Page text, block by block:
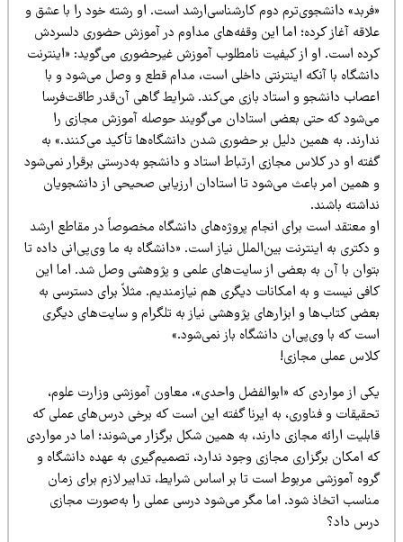
دانشجوی‌ترم دوم کارشناسی‌ارشد است. او رشته خود را با عشق و
آغاز کرده؛ اما این وقفه‌های مداوم در آموزش حضوری دلسردش
است. او از کیفیت نامطلوب آموزش غیرحضوری می‌گوید: «اینترنت
با آنکه اینترنتی داخلی است، مدام قطع و وصل می‌شود و با
دانشجو و استاد بازی می‌کند. شرایط گاهی آن‌قدر طاقت‌فرسا
که حتی بعضی استادان می‌گویند حوصله آموزش مجازی را
به همین دلیل بر حضوری شدن دانشگاه‌ها تأکید می‌کنند.» به
او در کلاس مجازی ارتباط استاد و دانشجو به‌درستی برقرار نمی‌شود
همین امر باعث می‌شود تا استادان ارزیابی صحیحی از دانشجویان
باشند.
معتقد است برای انجام پروژه‌های دانشگاه مخصوصاً در مقاطع ارشد
به اینترنت بین‌الملل نیاز است. «دانشگاه به ما وی‌پی‌انی داده تا
با آن به بعضی از سایت‌های علمی و پژوهشی وصل شد. اما این
نیست و به امکانات دیگری هم نیازمندیم. مثلاً برای دسترسی به
کتاب‌ها و ابزارهای پژوهشی نیاز به تلگرام و سایت‌های دیگری
که با وی‌پی‌ان دانشگاه باز نمی‌شود.»
عملی مجازی!
از مواردی که «ابوالفضل واحدی»، معاون آموزشی وزارت علوم،
و فناوری، به ایرنا گفته این است که برخی درس‌های عملی که
ارائه مجازی دارند، به همین شکل برگزار می‌شوند؛ اما در مواردی
امکان برگزاری مجازی وجود ندارد، تصمیم‌گیری به عهده دانشگاه و
آموزشی مربوط است تا بر اساس شرایط، تدابیر لازم برای زمان
اتخاذ شود. اما مگر می‌شود درسی عملی را به‌صورت مجازی
داد؟